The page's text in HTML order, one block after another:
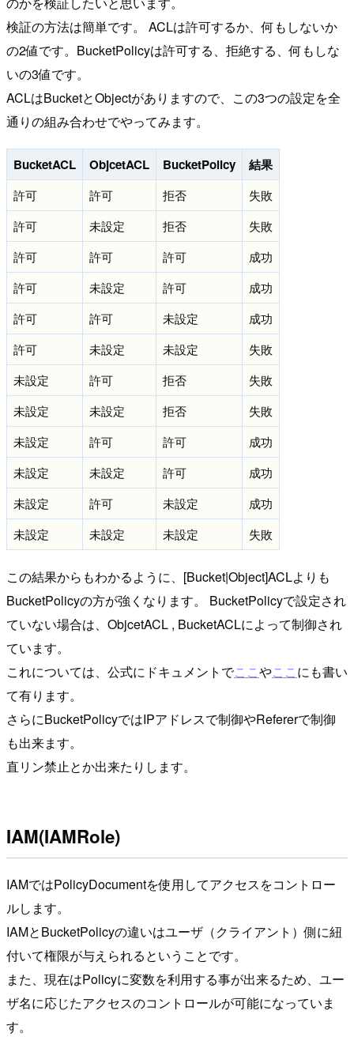
検証の方法は簡単です。 ACLは許可するか、何もしないか
の2値です。BucketPolicyは許可する、拒絶する、何もしな
いの3値です。
ACLはBucketとObjectがありますので、この3つの設定を全
通りの組み合わせでやってみます。
BucketACL ObjcetACL BucketPolicy 結果
許可 許可 拒否
失敗
許可
未設定 拒否
失敗
許可
許可 許可
成功
許可
未設定 許可
成功
許可
許可 未設定
成功
許可
未設定 未設定
失敗
未設定
許可 拒否
失敗
未設定
未設定 拒否
失敗
未設定
許可 許可
成功
未設定
未設定 許可
成功
未設定
許可 未設定
成功
未設定
未設定 未設定 失敗
この結果からもわかるように、[Bucket|Object]ACLよりも
BucketPolicyの方が強くなります。 BucketPolicyで設定され
ていない場合は、ObjcetACL , BucketACLによって制御され
ています。
これについては、公式にドキュメントでここやここにも書い
て有ります。
さらにBucketPolicyではIPアドレスで制御やRefererで制御
も出来ます。
直リン禁止とか出来たりします。
IAM(IAMRole)
IAMではPolicyDocumentを使用してアクセスをコントロー
ルします。
IAMとBucketPolicyの違いはユーザ（クライアント）側に紐
付いて権限が与えられるということです。
また、現在はPolicyに変数を利用する事が出来るため、ユー
ザ名に応じたアクセスのコントロールが可能になっていま
す。